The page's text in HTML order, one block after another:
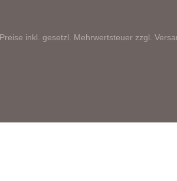
inkl. gesetzl. Mehrwertsteuer zzgl.